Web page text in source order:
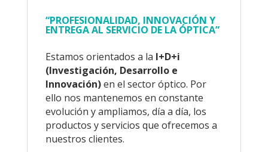
“PROFESIONALIDAD, INNOVACIÓN Y
ENTREGA AL SERVICIO DE LA ÓPTICA”
Estamos orientados a la I+D+i
(Investigación, Desarrollo e
Innovación)en el sector óptico. Por
ello nos mantenemos en constante
evolución y ampliamos, día a día, los
productos y servicios que ofrecemos a
nuestros clientes.